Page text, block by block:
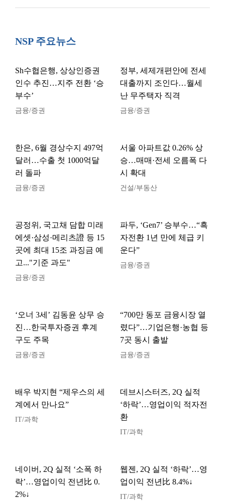
NSP 주요뉴스
Sh수협은행, 상상인증권
인수 추진…지주 전환 ‘승
부수’
금융/증권
정부, 세제개편안에 전세
대출까지 조인다…월세
난 무주택자 직격
금융/증권
한은, 6월 경상수지 497억
달러…수출 첫 1000억달
러 돌파
금융/증권
서울 아파트값 0.26% 상
승…매매·전세 오름폭 다
시 확대
건설/부동산
공정위, 국고채 담합 미래
에셋·삼성·메리츠證 등 15
곳에 최대 15조 과징금 예
고..."기준 과도"
금융/증권
파두, ‘Gen7’ 승부수…“흑
자전환 1년 만에 체급 키
운다”
금융/증권
‘오너 3세’ 김동윤 상무 승
진…한국투자증권 후계
구도 주목
금융/증권
“700만 동포 금융시장 열
렸다”…기업은행·농협 등
7곳 동시 출발
금융/증권
배우 박지현 “제우스의 세
계에서 만나요”
IT/과학
데브시스터즈, 2Q 실적
‘하락’…영업이익 적자전
환
IT/과학
네이버, 2Q 실적 ‘소폭 하
락’…영업이익 전년比 0.
2%↓
웹젠, 2Q 실적 ‘하락’…영
업이익 전년比 8.4%↓
IT/과학